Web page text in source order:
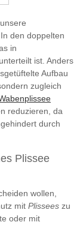
den doppelten
in
ist. Anders
Aufbau
zugleich
reduzieren, da
durch
Plissee
wollen,
mit Plissees zu
oder mit